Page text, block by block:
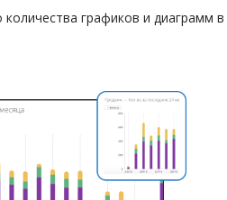
графиков и диаграмм в